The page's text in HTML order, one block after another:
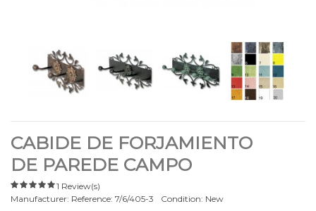
CABIDE DE FORJAMIENTO
DE PAREDE CAMPO
1 Review(s)
Manufacturer: Reference: 7/6/405-3 Condition: New